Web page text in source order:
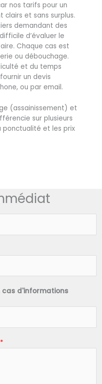
nos tarifs pour un
clairs et sans surplus.
demandant des
d’évaluer le
Chaque cas est
ou débouchage.
et du temps
un devis
ou par email.
(assainissement) et
sur plusieurs
ponctualité et les prix
cas d'informations
*